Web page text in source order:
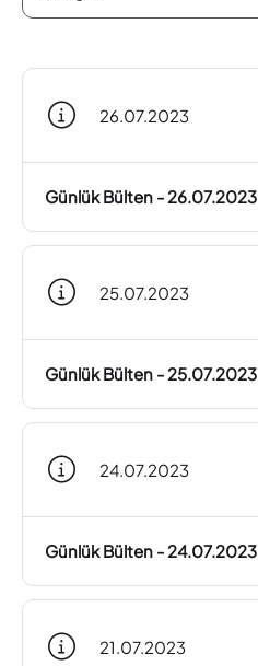
26.07.2023
Günlük Bülten - 26.07.2023
25.07.2023
Günlük Bülten - 25.07.2023
24.07.2023
Günlük Bülten - 24.07.2023
21.07.2023